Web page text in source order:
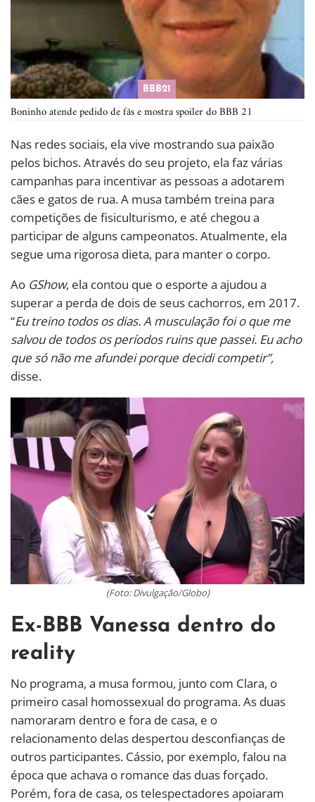
BBB21
Boninho atende pedido de fãs e mostra spoiler do BBB 21
Nas redes sociais, ela vive mostrando sua paixão
pelos bichos. Através do seu projeto, ela faz várias
campanhas para incentivar as pessoas a adotarem
cães e gatos de rua. A musa também treina para
competições de fisiculturismo, e até chegou a
participar de alguns campeonatos. Atualmente, ela
segue uma rigorosa dieta, para manter o corpo.
Ao GShow, ela contou que o esporte a ajudou a
superar a perda de dois de seus cachorros, em 2017.
“Eu treino todos os dias. A musculação foi o que me
salvou de todos os períodos ruins que passei. Eu acho
que só não me afundei porque decidi competir”,
disse.
(Foto: Divulgação/Globo)
Ex-BBB Vanessa dentro do
reality
No programa, a musa formou, junto com Clara, o
primeiro casal homossexual do programa. As duas
namoraram dentro e fora de casa, e o
relacionamento delas despertou desconfianças de
outros participantes. Cássio, por exemplo, falou na
época que achava o romance das duas forçado.
Porém, fora de casa, os telespectadores apoiaram